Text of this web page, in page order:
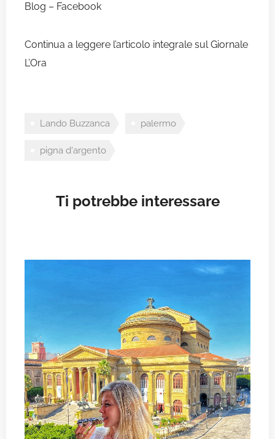
Blog – Facebook
Continua a leggere l’articolo integrale sulGiornale
L’Ora
Lando Buzzanca palermo
pigna d'argento
Ti potrebbe interessare